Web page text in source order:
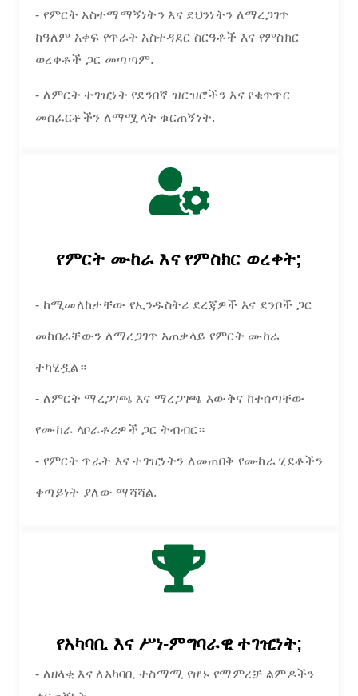
- የምርት አስተማማኝነትን እና ደህንነትን ለማረጋገጥ
ከዓለም አቀፍ የጥራት አስተዳደር ስርዓቶች እና የምስክር
ወረቀቶች ጋር መጣጣም.
- ለምርት ተገዢነት የደንበኛ ዝርዝሮችን እና የቁጥጥር
መስፈርቶችን ለማሟላት ቁርጠኝነት.
የምርት ሙከራ እና የምስክር ወረቀት;
- ከሚመለከታቸው የኢንዱስትሪ ደረጃዎች እና ደንቦች ጋር
መከበራቸውን ለማረጋገጥ አጠቃላይ የምርት ሙከራ
ተካሂዷል።
- ለምርት ማረጋገጫ እና ማረጋገጫ እውቅና ከተሰጣቸው
የሙከራ ላቦራቶሪዎች ጋር ትብብር።
- የምርት ጥራት እና ተገዢነትን ለመጠበቅ የሙከራ ሂደቶችን
ቀጣይነት ያለው ማሻሻል.
የአካባቢ እና ሥነ-ምግባራዊ ተገዢነት;
- ለዘላቂ እና ለአካባቢ ተስማሚ የሆኑ የማምረቻ ልምዶችን